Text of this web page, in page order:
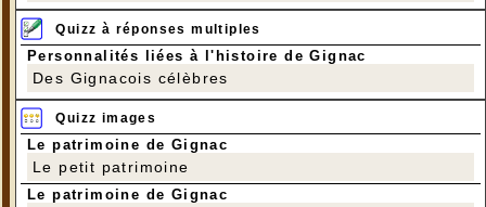
Quizz à réponses multiples
Personnalités liées à l'histoire de Gignac
Des Gignacois célèbres
Quizz images
Le patrimoine de Gignac
Le petit patrimoine
Le patrimoine de Gignac